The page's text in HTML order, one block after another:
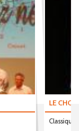
LE